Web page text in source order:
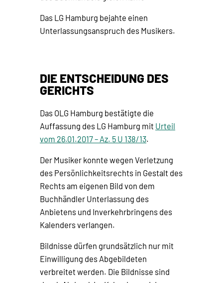
Das LG Hamburg bejahte einen
Unterlassungsanspruch des Musikers.
DIE ENTSCHEIDUNG DES
GERICHTS
Das OLG Hamburg bestätigte die
Auffassung des LG Hamburg mit Urteil
vom 26.01.2017 – Az. 5 U 138/13.
Der Musiker konnte wegen Verletzung
des Persönlichkeitsrechts in Gestalt des
Rechts am eigenen Bild von dem
Buchhändler Unterlassung des
Anbietens und Inverkehrbringens des
Kalenders verlangen.
Bildnisse dürfen grundsätzlich nur mit
Einwilligung des Abgebildeten
verbreitet werden. Die Bildnisse sind